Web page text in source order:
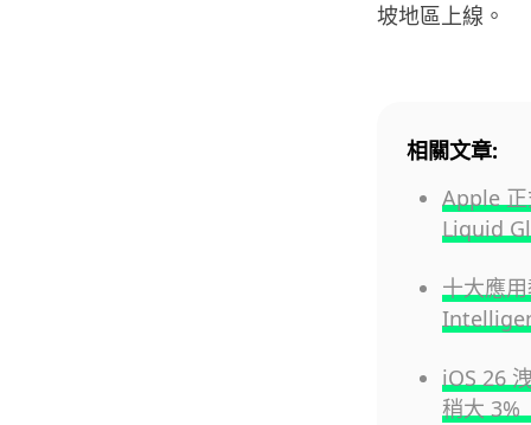
坡地區上線。
相關文章:
Apple
Liquid
十大應
iOS 26
稍大